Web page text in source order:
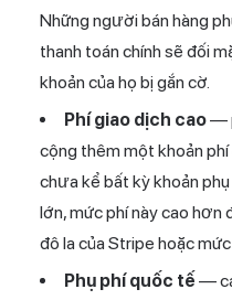
Những người bán hàng
thanh toán chính sẽ đối
khoản của họ bị gắn cờ.
Phí giao dịch cao—
cộng thêm một khoản
chưa kể bất kỳ khoản
lớn, mức phí này cao
đô la của Stripe hoặc
Phụ phí quốc tế —